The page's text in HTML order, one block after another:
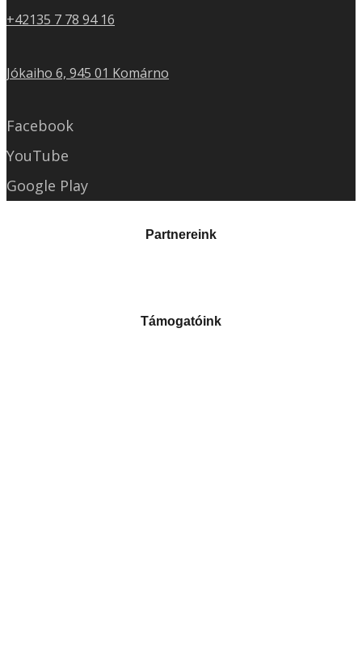
+42135 7 78 94 16
Jókaiho 6, 945 01 Komárno
Facebook
YouTube
Google Play
Partnereink
Támogatóink